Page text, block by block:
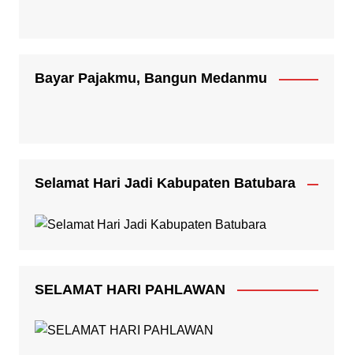
Bayar Pajakmu, Bangun Medanmu
Selamat Hari Jadi Kabupaten Batubara
SELAMAT HARI PAHLAWAN